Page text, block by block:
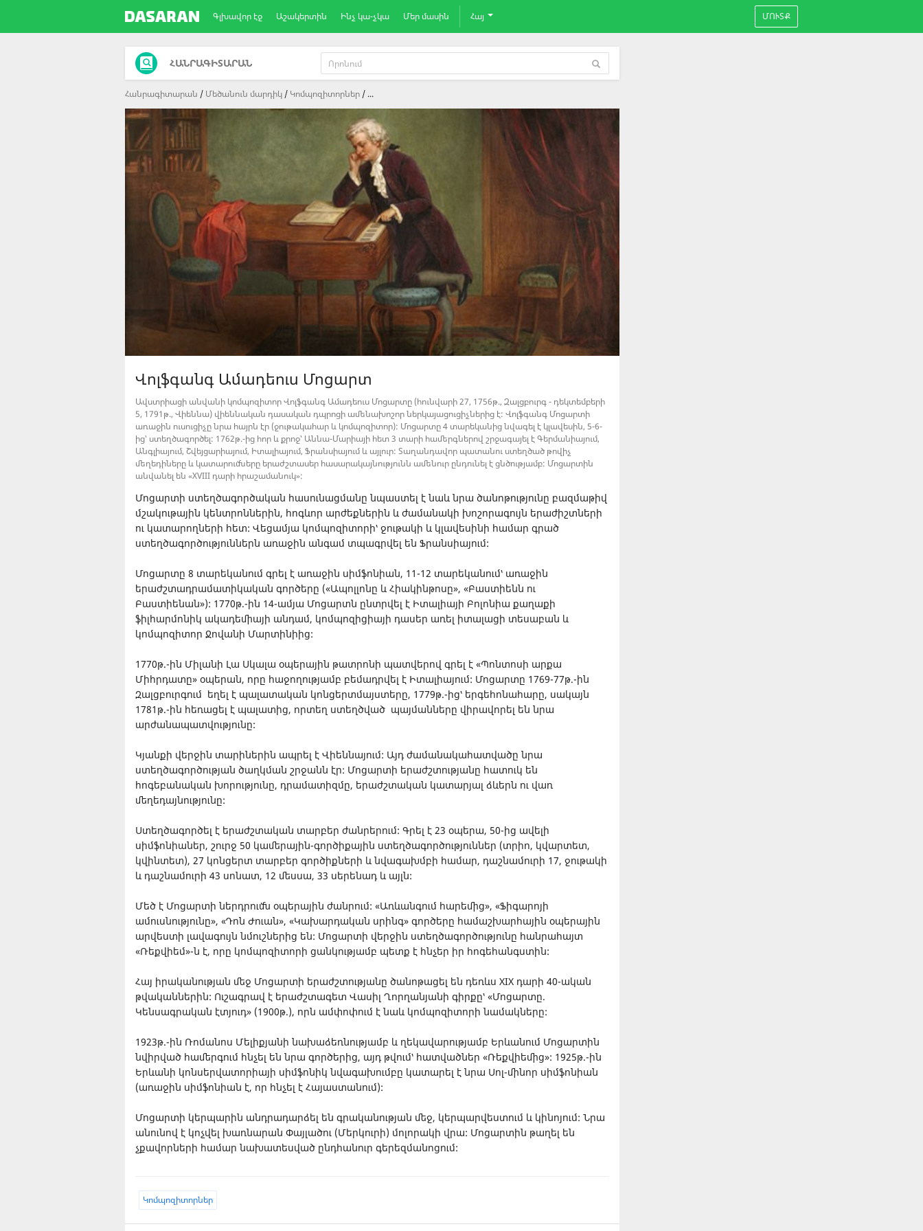
Գլխավոր էջ Աշակերտին Ինչ կա-չկա Մեր մասին Հայ ՄՈՒՏՔ
ՀԱՆՐԱԳԻՏԱՐԱՆ
Հանրագիտարան Մեծանուն մարդիկ Կոմպոզիտորներ ...
Վոլֆգանգ Ամադեուս Մոցարտ
Ավստրիացի անվանի կոմպոզիտոր Վոլֆգանգ Ամադեուս Մոցարտը (հունվարի 27, 1756թ., Զալցբուրգ - դեկտեմբերի
5, 1791թ., Վիեննա) վիեննական դասական դպրոցի ամենախոշոր ներկայացուցիչներից է: Վոլֆգանգ Մոցարտի
առաջին ուսուցիչը նրա հայրն էր (ջութակահար և կոմպոզիտոր): Մոցարտը 4 տարեկանից նվագել է կլավեսին, 5-6-
ից՝ ստեղծագործել: 1762թ.-ից հոր և քրոջ՝ Աննա-Մարիայի հետ 3 տարի համերգներով շրջագայել է Գերմանիայում,
Անգլիայում, Շվեյցարիայում, Իտալիայում, Ֆրանսիայում և այլուր: Տաղանդավոր պատանու ստեղծած թովիչ
մեղեդիները և կատարումները երաժշտասեր հասարակայնությունն ամենուր ընդունել է ցնծությամբ: Մոցարտին
անվանել են «XVIII դարի հրաշամանուկ»:
Մոցարտի ստեղծագործական հասունացմանը նպաստել է նաև նրա ծանոթությունը բազմաթիվ
մշակութային կենտրոններին, հոգևոր արժեքներին և ժամանակի խոշորագույն երաժիշտների
ու կատարողների հետ: Վեցամյա կոմպոզիտորի՝ ջութակի և կլավեսինի համար գրած
ստեղծագործություններն առաջին անգամ տպագրվել են Ֆրանսիայում:
Մոցարտը 8 տարեկանում գրել է առաջին սիմֆոնիան, 11-12 տարեկանում՝ առաջին
երաժշտադրամատիկական գործերը («Ապոլլոնը և Հիակինթոսը», «Բաստիենն ու
Բաստիենան»): 1770թ.-ին 14-ամյա Մոցարտն ընտրվել է Իտալիայի Բոլոնիա քաղաքի
ֆիլհարմոնիկ ակադեմիայի անդամ, կոմպոզիցիայի դասեր առել իտալացի տեսաբան և
կոմպոզիտոր Ջովանի Մարտինիից:
1770թ.-ին Միլանի Լա Սկալա օպերային թատրոնի պատվերով գրել է «Պոնտոսի արքա
Միհրդատը» օպերան, որը հաջողությամբ բեմադրվել է Իտալիայում: Մոցարտը 1769-77թ.-ին
Զալցբուրգում եղել է պալատական կոնցերտմայստերը, 1779թ.-ից՝ երգեհոնահարը, սակայն
1781թ.-ին հեռացել է պալատից, որտեղ ստեղծված պայմանները վիրավորել են նրա
արժանապատվությունը:
Կյանքի վերջին տարիներին ապրել է Վիեննայում: Այդ ժամանակահատվածը նրա
ստեղծագործության ծաղկման շրջանն էր: Մոցարտի երաժշտությանը հատուկ են
հոգեբանական խորությունը, դրամատիզմը, երաժշտական կատարյալ ձևերն ու վառ
մեղեդայնությունը:
Ստեղծագործել է երաժշտական տարբեր ժանրերում: Գրել է 23 օպերա, 50-ից ավելի
սիմֆոնիաներ, շուրջ 50 կամերային-գործիքային ստեղծագործություններ (տրիո, կվարտետ,
կվինտետ), 27 կոնցերտ տարբեր գործիքների և նվագախմբի համար, դաշնամուրի 17, ջութակի
և դաշնամուրի 43 սոնատ, 12 մեսսա, 33 սերենադ և այլն:
Մեծ է Մոցարտի ներդրումն օպերային ժանրում: «Առևանգում հարեմից», «Ֆիգարոյի
ամուսնությունը», «Դոն Ժուան», «Կախարդական սրինգ» գործերը համաշխարհային օպերային
արվեստի լավագույն նմուշներից են: Մոցարտի վերջին ստեղծագործությունը հանրահայտ
«Ռեքվիեմ»-ն է, որը կոմպոզիտորի ցանկությամբ պետք է հնչեր իր հոգեհանգստին:
Հայ իրականության մեջ Մոցարտի երաժշտությանը ծանոթացել են դեռևս XIX դարի 40-ական
թվականներին: Ուշագրավ է երաժշտագետ Վասիլ Ղորղանյանի գիրքը՝ «Մոցարտը.
Կենսագրական էտյուդ» (1900թ.), որն ամփոփում է նաև կոմպոզիտորի նամակները:
1923թ.-ին Ռոմանոս Մելիքյանի նախաձեռնությամբ և ղեկավարությամբ Երևանում Մոցարտին
նվիրված համերգում հնչել են նրա գործերից, այդ թվում՝ հատվածներ «Ռեքվիեմից»: 1925թ.-ին
Երևանի կոնսերվատորիայի սիմֆոնիկ նվագախումբը կատարել է նրա Սոլ-մինոր սիմֆոնիան
(առաջին սիմֆոնիան է, որ հնչել է Հայաստանում):
Մոցարտի կերպարին անդրադարձել են գրականության մեջ, կերպարվեստում և կինոյում: Նրա
անունով է կոչվել խառնարան Փայլածու (Մերկուրի) մոլորակի վրա: Մոցարտին թաղել են
չքավորների համար նախատեսված ընդհանուր գերեզմանոցում:
Կոմպոզիտորներ